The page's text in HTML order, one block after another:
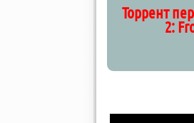
Торрент
2: